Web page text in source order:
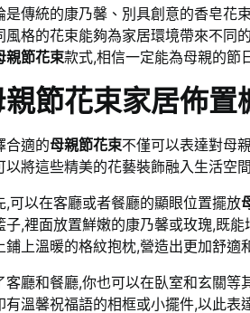
是傳統的康乃馨、別具創意的香皂花
風格的花束能夠為家居環境帶來不同
親節花束款式,相信一定能為母親的節
親節花束家居佈置
合適的母親節花束不僅可以表達對母
以將這些精美的花藝裝飾融入生活空
,可以在客廳或者餐廳的顯眼位置擺放
子,裡面放置鮮嫩的康乃馨或玫瑰,既
鋪上溫暖的格紋抱枕,營造出更加舒適
客廳和餐廳,你也可以在臥室和玄關等
有溫馨祝福語的相框或小擺件,以此